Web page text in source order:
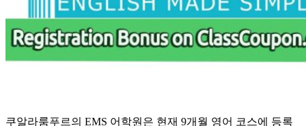
쿠알라룸푸르의 EMS 어학원은 현재 9개월 영어 코스에 등록